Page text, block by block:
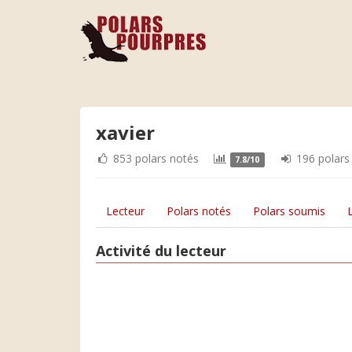
xavier
853 polars notés 7.8/10 196
Lecteur Polars notés Polars soumis
Activité du lecteur